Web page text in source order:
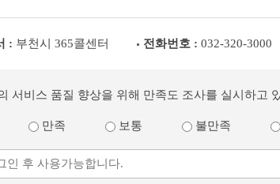
: 부천시 365콜센터 전화번호 : 032-320-3000
서비스 품질 향상을 위해 만족도 조사를 실시하고
만족 보통 불만족